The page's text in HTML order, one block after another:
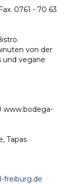
0761 - 70 63
von der
und vegane
www.bodega-
Tapas
freiburg.de